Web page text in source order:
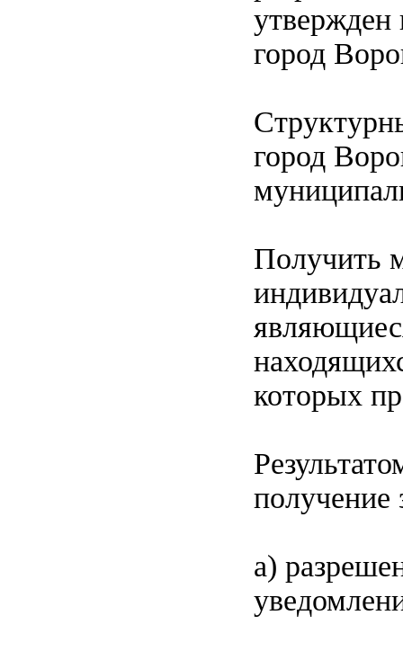
утвержден
город
город
Получить
которых
получение
а)